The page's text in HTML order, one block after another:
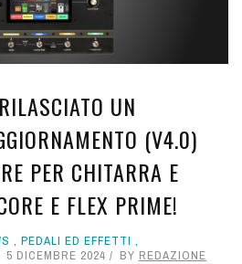
UN
(V4.0)
PER CHITARRA E
E FLEX PRIME!
, PEDALI ED EFFETTI ,
5 DICEMBRE 2024 BY REDAZIONE